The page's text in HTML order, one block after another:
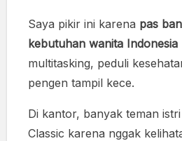
Saya pikir ini karena pas
kebutuhan wanita Indonesia
multitasking, peduli
pengen tampil kece.
Di kantor, banyak teman
Classic karena nggak